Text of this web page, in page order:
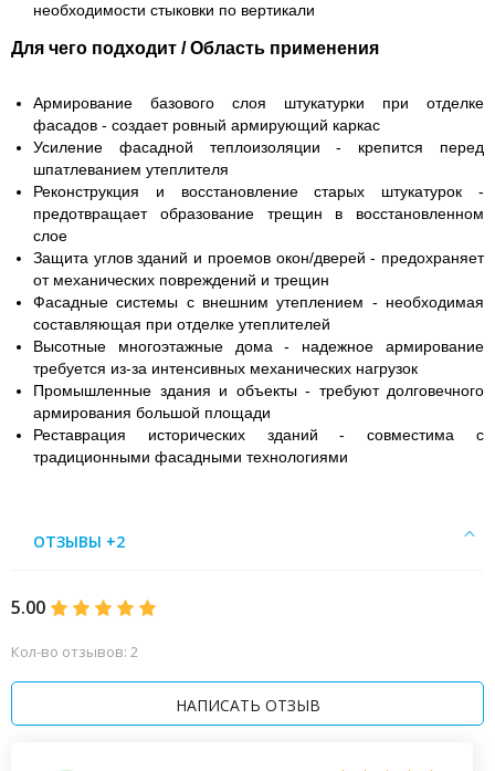
необходимости стыковки по вертикали
Для чего подходит / Область применения
Армирование базового слоя штукатурки при отделке
фасадов - создает ровный армирующий каркас
Усиление фасадной теплоизоляции - крепится перед
шпатлеванием утеплителя
Реконструкция и восстановление старых штукатурок -
предотвращает образование трещин в восстановленном
слое
Защита углов зданий и проемов окон/дверей - предохраняет
от механических повреждений и трещин
Фасадные системы с внешним утеплением - необходимая
составляющая при отделке утеплителей
Высотные многоэтажные дома - надежное армирование
требуется из-за интенсивных механических нагрузок
Промышленные здания и объекты - требуют долговечного
армирования большой площади
Реставрация исторических зданий - совместима с
традиционными фасадными технологиями
ОТЗЫВЫ +2
5.00
Кол-во отзывов: 2
НАПИСАТЬ ОТЗЫВ